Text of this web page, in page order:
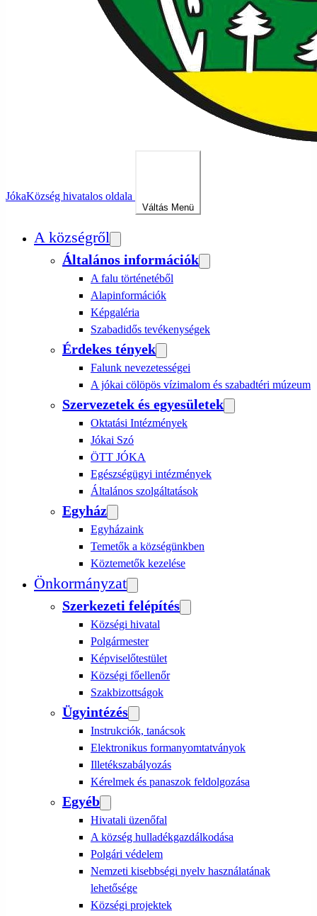
JókaKözség hivatalos oldala
Váltás Menü
A községről
Általános információk
A falu történetéből
Alapinformációk
Képgaléria
Szabadidős tevékenységek
Érdekes tények
Falunk nevezetességei
A jókai cölöpös vízimalom és szabadtéri múzeum
Szervezetek és egyesületek
Oktatási Intézmények
Jókai Szó
ÖTT JÓKA
Egészségügyi intézmények
Általános szolgáltatások
Egyház
Egyházaink
Temetők a községünkben
Köztemetők kezelése
Önkormányzat
Szerkezeti felépítés
Községi hivatal
Polgármester
Képviselőtestület
Községi főellenőr
Szakbizottságok
Ügyintézés
Instrukciók, tanácsok
Elektronikus formanyomtatványok
Illetékszabályozás
Kérelmek és panaszok feldolgozása
Egyéb
Hivatali üzenőfal
A község hulladékgazdálkodása
Polgári védelem
Nemzeti kisebbségi nyelv használatának
lehetősége
Községi projektek